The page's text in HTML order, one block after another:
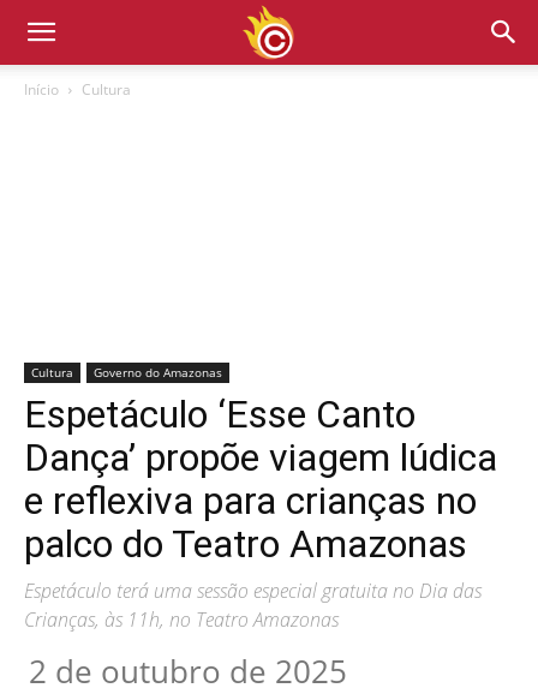
Início Cultura
Cultura Governo do Amazonas
Espetáculo ‘Esse Canto
Dança’ propõe viagem lúdica
e reflexiva para crianças no
palco do Teatro Amazonas
Espetáculo terá uma sessão especial gratuita no Dia das
Crianças, às 11h, no Teatro Amazonas
2 de outubro de 2025